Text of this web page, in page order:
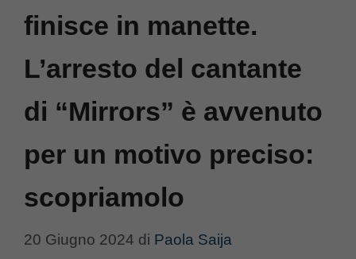
finisce in manette.
L’arresto del cantante
di “Mirrors” è avvenuto
per un motivo preciso:
scopriamolo
20 Giugno 2024 di Paola Saija